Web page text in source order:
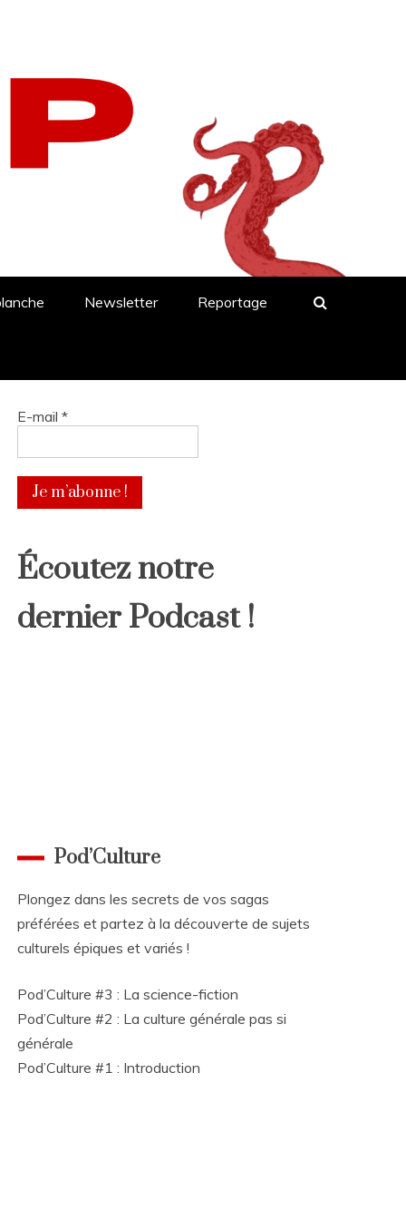
Newsletter Reportage
E-mail *
Écoutez notre
dernier Podcast !
Pod’Culture
Plongez dans les secrets de vos sagas
préférées et partez à la découverte de sujets
culturels épiques et variés !
Pod’Culture #3 : La science-fiction
Pod’Culture #2 : La culture générale pas si
générale
Pod’Culture #1 : Introduction